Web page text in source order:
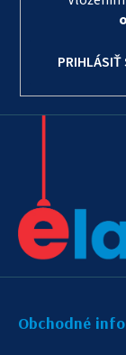
PRIHLÁSIŤ
Obchodné